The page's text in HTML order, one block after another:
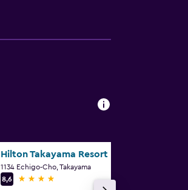
Hilton Takayama Resort
1134 Echigo-Cho, Takayama
8,6
4 yıldız